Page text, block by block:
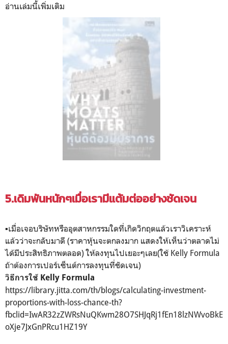
อ่านเล่มนี้เพิ่มเติม
5.เดิมพันหนักๆเมื่อเรามีแต้มต่ออย่างชัดเจน
▪️เมื่อเจอบริษัทหรืออุตสาหกรรมใดที่เกิดวิกฤตแล้วเราวิเคราะห์
แล้วว่าจะกลับมาดี (ราคาหุ้นจะตกลงมาก แสดงให้เห็นว่าตลาดไม่
ได้มีประสิทธิภาพตลอด) ให้ลงทุนไปเยอะๆเลย(ใช้ Kelly Formula
ถ้าต้องการเปอร์เซ็นต์การลงทุนที่ชัดเจน)
วิธีการใช้ Kelly Formula
https://library.jitta.com/th/blogs/calculating-investment-
proportions-with-loss-chance-th?
fbclid=IwAR32zZWRsNuQKwm28O7SHJqRj1fEn18lzNWvoBkE
oXje7JxGnPRcu1HZ19Y